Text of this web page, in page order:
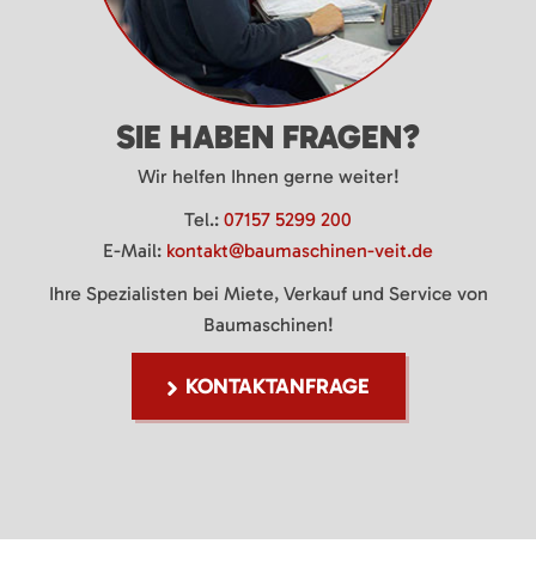
SIE HABEN FRAGEN?
Wir helfen Ihnen gerne weiter!
Tel.: 07157 5299 200
E-Mail: kontakt@baumaschinen-veit.de
Ihre Spezialisten bei Miete, Verkauf und Service von
Baumaschinen!
KONTAKTANFRAGE